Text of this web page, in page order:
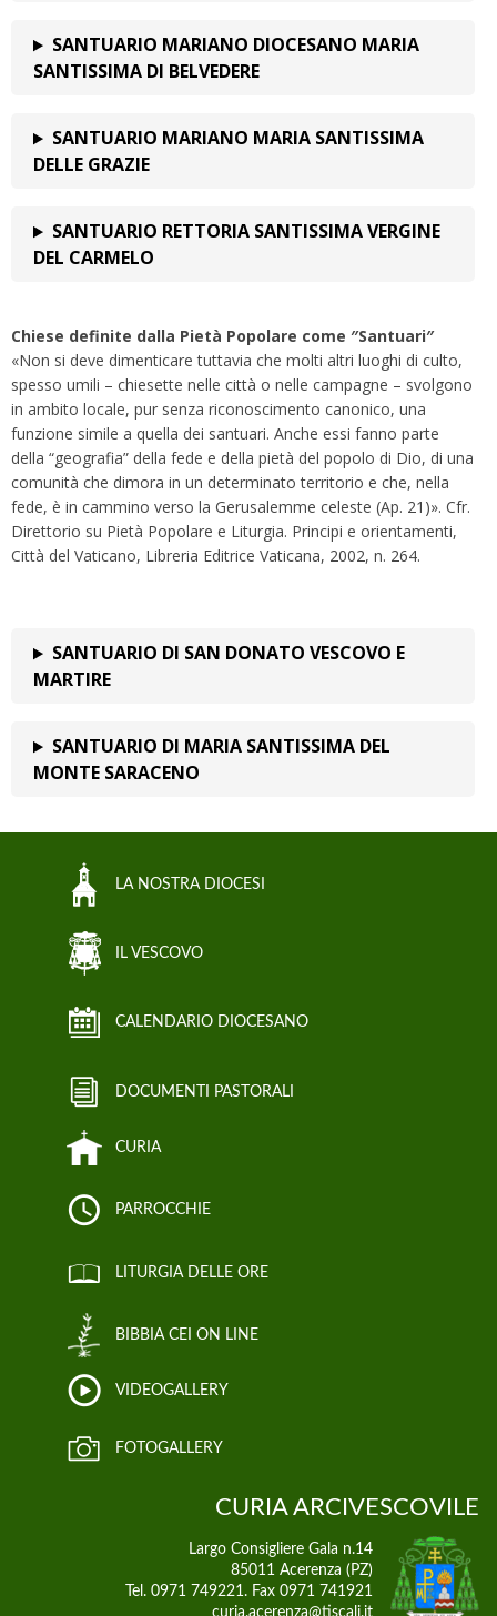
SANTUARIO MARIANO DIOCESANO MARIA
SANTISSIMA DI BELVEDERE
SANTUARIO MARIANO MARIA SANTISSIMA
DELLE GRAZIE
SANTUARIO RETTORIA SANTISSIMA VERGINE
DEL CARMELO
Chiese definite dalla Pietà Popolare come ″Santuari″
«Non si deve dimenticare tuttavia che molti altri luoghi di culto,
spesso umili – chiesette nelle città o nelle campagne – svolgono
in ambito locale, pur senza riconoscimento canonico, una
funzione simile a quella dei santuari. Anche essi fanno parte
della “geografia” della fede e della pietà del popolo di Dio, di una
comunità che dimora in un determinato territorio e che, nella
fede, è in cammino verso la Gerusalemme celeste (Ap. 21)». Cfr.
Direttorio su Pietà Popolare e Liturgia. Principi e orientamenti,
Città del Vaticano, Libreria Editrice Vaticana, 2002, n. 264.
SANTUARIO DI SAN DONATO VESCOVO E
MARTIRE
SANTUARIO DI MARIA SANTISSIMA DEL
MONTE SARACENO
LA NOSTRA DIOCESI
IL VESCOVO
CALENDARIO DIOCESANO
DOCUMENTI PASTORALI
CURIA
PARROCCHIE
LITURGIA DELLE ORE
BIBBIA CEI ON LINE
VIDEOGALLERY
FOTOGALLERY
CURIA ARCIVESCOVILE
Largo Consigliere Gala n.14
85011 Acerenza (PZ)
Tel. 0971 749221. Fax 0971 741921
curia.acerenza@tiscali.it